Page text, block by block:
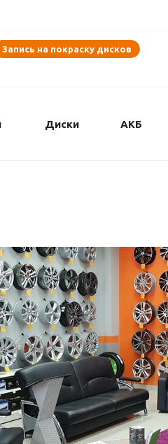
Запись на покраску дисков
Диски АКБ